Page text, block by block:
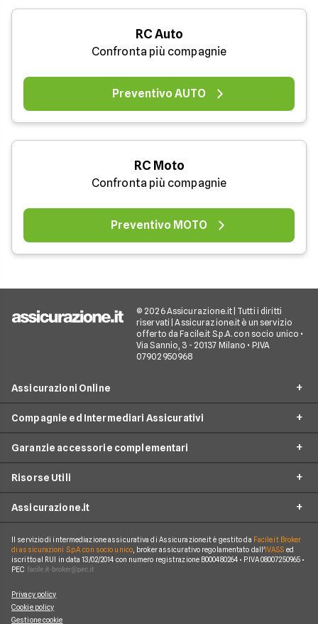
RC Auto
Confronta più compagnie
Preventivo AUTO
RC Moto
Confronta più compagnie
Preventivo MOTO
© 2026 Assicurazione.it | Tutti i diritti
riservati | Assicurazione.it è un servizio
offerto da Facile.it S.p.A. con socio unico •
Via Sannio, 3 - 20137 Milano • P.IVA
07902950968
Assicurazioni Online
RC Auto
RC Moto
Assicurazione Ciclomotore
Assicurazione Casa
Polizza Vita
Polizza Animali Domestici
Compagnie ed Intermediari Assicurativi
Allianz Direct
Prima.it
Linear
Genertel
Genialclick
Quixa
Garanzie accessorie complementari
Infortuni conducente
Tutela legale
Eventi atmosferici e naturali
Risorse Utili
Guide
Glossario
Blog
Assicurazione.it
Chi Siamo
Come funziona Assicurazione.it
Reclami
Lavora con Noi
Il servizio di intermediazione assicurativa di Assicurazione.it è gestito da Facile.it Broker
di assicurazioni S.p.A. con socio unico, broker assicurativo regolamentato dall'IVASS ed
iscritto al RUI in data 13/02/2014 con numero registrazione B000480264 • P.IVA 08007250965 •
PEC
Privacy policy
Cookie policy
Gestione cookie